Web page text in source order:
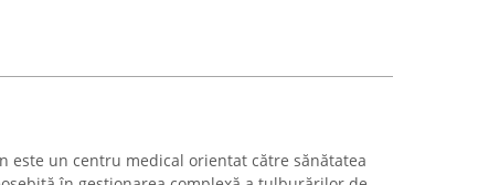
este un centru medical orientat către sănătatea